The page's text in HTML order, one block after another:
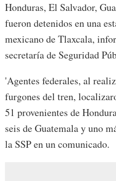
Honduras, El Salvador,
fueron detenidos en una
mexicano de Tlaxcala,
secretaría de Seguridad
'Agentes federales, al
furgones del tren,
51 provenientes de
seis de Guatemala y uno
la SSP en un comunicado.